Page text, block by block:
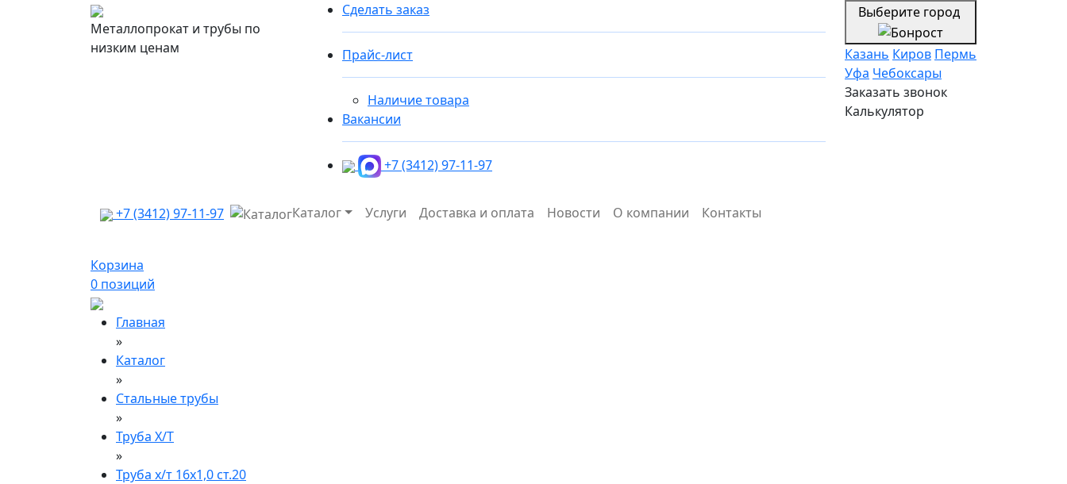
Металлопрокат и трубы по
низким ценам
Сделать заказ
Прайс-лист
Наличие товара
Вакансии
+7 (3412) 97-11-97
Выберите город
Казань Киров Пермь
Уфа Чебоксары
Заказать звонок
Калькулятор
+7 (3412) 97-11-97 Каталог Услуги Доставка и оплата Новости О компании Контакты
Корзина
0 позиций
Главная
»
Каталог
»
Стальные трубы
»
Труба Х/Т
»
Труба х/т 16х1,0 ст.20